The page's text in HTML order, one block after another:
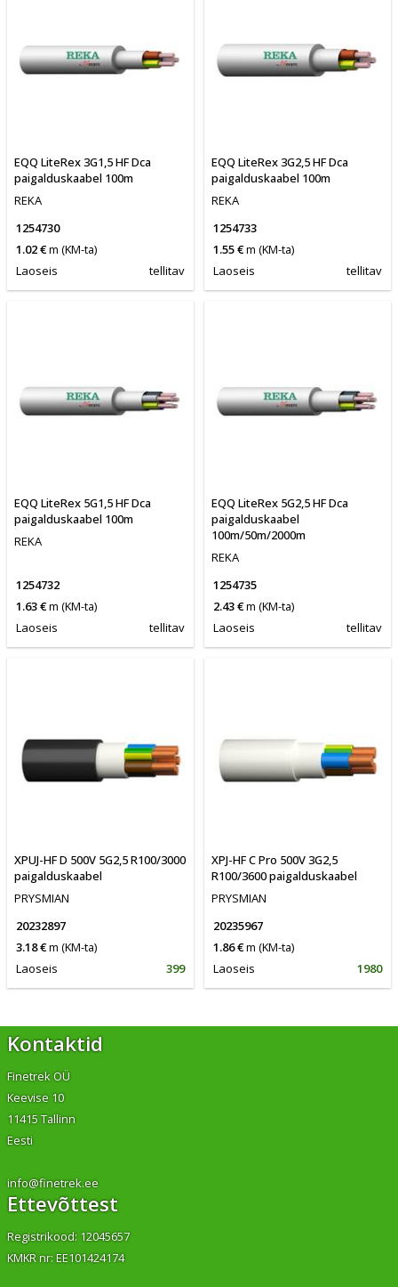
EQQ LiteRex 3G1,5 HF Dca
paigalduskaabel 100m
REKA
1254730
1.02 €m (KM-ta)
Laoseis
tellitav
EQQ LiteRex 3G2,5 HF Dca
paigalduskaabel 100m
REKA
1254733
1.55 €m (KM-ta)
Laoseis
tellitav
EQQ LiteRex 5G1,5 HF Dca
paigalduskaabel 100m
REKA
1254732
1.63 €m (KM-ta)
Laoseis
tellitav
EQQ LiteRex 5G2,5 HF Dca
paigalduskaabel
100m/50m/2000m
REKA
1254735
2.43 €m (KM-ta)
Laoseis
tellitav
XPUJ-HF D 500V 5G2,5 R100/3000
paigalduskaabel
PRYSMIAN
20232897
3.18 €m (KM-ta)
Laoseis
399
XPJ-HF C Pro 500V 3G2,5
R100/3600 paigalduskaabel
PRYSMIAN
20235967
1.86 €m (KM-ta)
Laoseis
1980
Kontaktid
Finetrek OÜ
Keevise 10
11415 Tallinn
Eesti
info@finetrek.ee
Ettevõttest
Registrikood: 12045657
KMKR nr: EE101424174